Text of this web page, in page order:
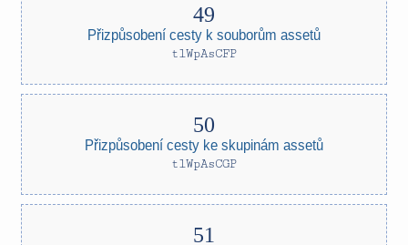
Přizpůsobení cesty k souborům assetů
tlWpAsCFP
Přizpůsobení cesty ke skupinám assetů
tlWpAsCGP